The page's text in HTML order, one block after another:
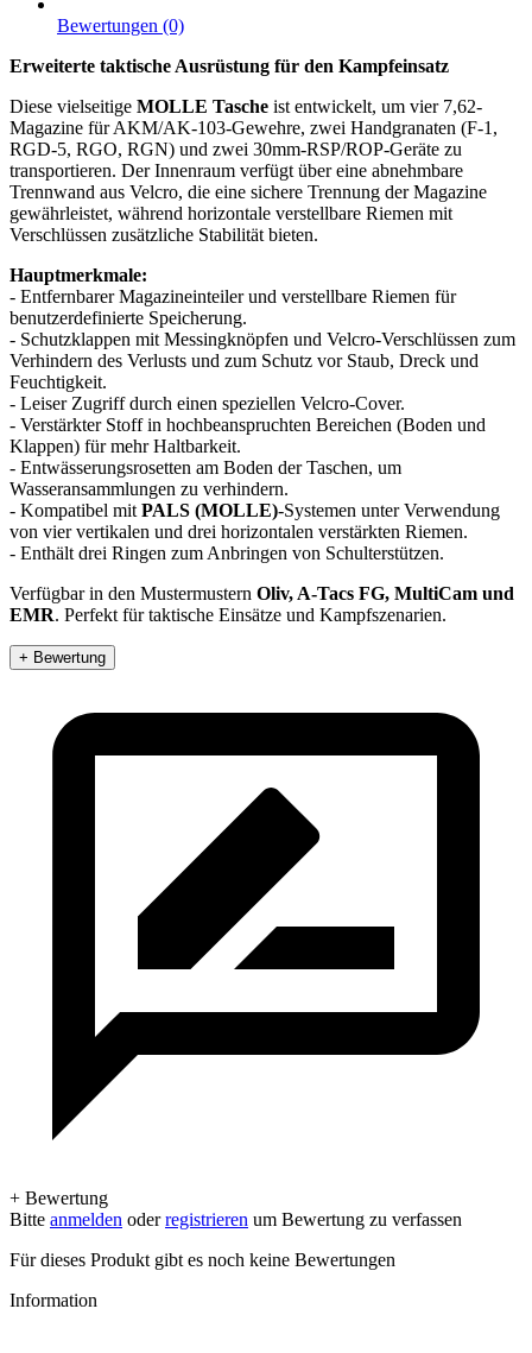
Bewertungen (0)
Erweiterte taktische Ausrüstung für den Kampfeinsatz
Diese vielseitige MOLLE Tasche ist entwickelt, um vier 7,62-
Magazine für AKM/AK-103-Gewehre, zwei Handgranaten (F-1,
RGD-5, RGO, RGN) und zwei 30mm-RSP/ROP-Geräte zu
transportieren. Der Innenraum verfügt über eine abnehmbare
Trennwand aus Velcro, die eine sichere Trennung der Magazine
gewährleistet, während horizontale verstellbare Riemen mit
Verschlüssen zusätzliche Stabilität bieten.
Hauptmerkmale:
- Entfernbarer Magazineinteiler und verstellbare Riemen für
benutzerdefinierte Speicherung.
- Schutzklappen mit Messingknöpfen und Velcro-Verschlüssen zum
Verhindern des Verlusts und zum Schutz vor Staub, Dreck und
Feuchtigkeit.
- Leiser Zugriff durch einen speziellen Velcro-Cover.
- Verstärkter Stoff in hochbeanspruchten Bereichen (Boden und
Klappen) für mehr Haltbarkeit.
- Entwässerungsrosetten am Boden der Taschen, um
Wasseransammlungen zu verhindern.
- Kompatibel mit PALS (MOLLE)-Systemen unter Verwendung
von vier vertikalen und drei horizontalen verstärkten Riemen.
- Enthält drei Ringen zum Anbringen von Schulterstützen.
Verfügbar in den Mustermustern Oliv, A-Tacs FG, MultiCam und
EMR. Perfekt für taktische Einsätze und Kampfszenarien.
+ Bewertung
+ Bewertung
Bitte anmelden oderregistrieren um Bewertung zu verfassen
Für dieses Produkt gibt es noch keine Bewertungen
Information